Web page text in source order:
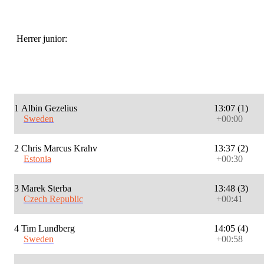
Herrer junior:
1 Albin Gezelius
Sweden
13:07 (1)
+00:00
2 Chris Marcus Krahv
Estonia
13:37 (2)
+00:30
3 Marek Sterba
Czech Republic
13:48 (3)
+00:41
4 Tim Lundberg
Sweden
14:05 (4)
+00:58